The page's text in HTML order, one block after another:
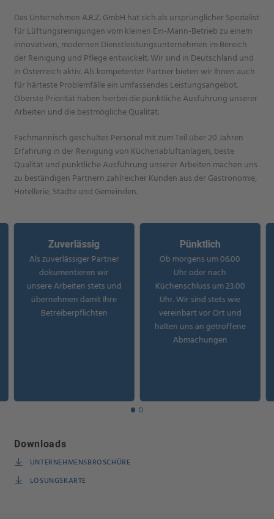
Das Unternehmen A.R.Z. GmbH hat sich als ursprünglicher Spezialist
für Lüftungsreinigungen vom kleinen Ein-Mann-Betrieb zu einem
innovativen, modernen Dienstleistungsunternehmen im Bereich
der Reinigung und Pflege entwickelt. Wir sind in Deutschland und
in Österreich aktiv. Als kompetenter Partner bieten wir Ihnen auch
für härteste Problemfälle ein umfassendes Leistungsangebot.
Oberste Priorität haben hierbei die pünktliche Ausführung unserer
Arbeiten und die bestmögliche Qualität.
Fachmännisch geschultes Personal mit zum Teil über 20 Jahren
Erfahrung in der Reinigung von Küchenabluftanlagen, beste
Qualität und pünktliche Ausführung unserer Arbeiten machen uns
zu beständigen Partnern zahlreicher Kunden aus der Gastronomie,
Hotellerie, Städte und Gemeinden.
Zuverlässig
Als zuverlässiger Partner
dokumentieren wir
unsere Arbeiten stets und
übernehmen damit Ihre
Betreiberpflichten
Pünktlich
Ob morgens um 06.00
Uhr oder nach
Küchenschluss um 23.00
Uhr. Wir sind stets wie
vereinbart vor Ort und
halten uns an getroffene
Abmachungen
Downloads
UNTERNEHMENSBROSCHÜRE
LÖSUNGSKARTE